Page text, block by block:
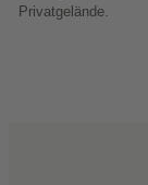
Privatgelände.